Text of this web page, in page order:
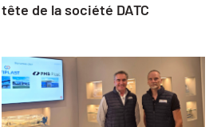
tête de la société DATC